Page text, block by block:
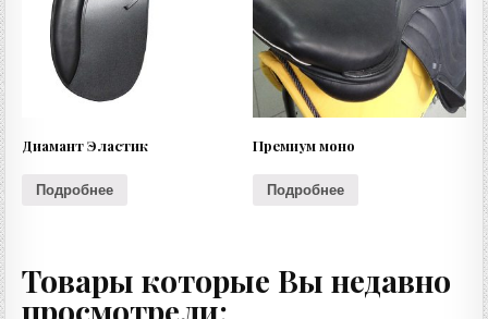
Диамант Эластик
Подробнее
Премиум моно
Подробнее
Товары которые Вы недавно